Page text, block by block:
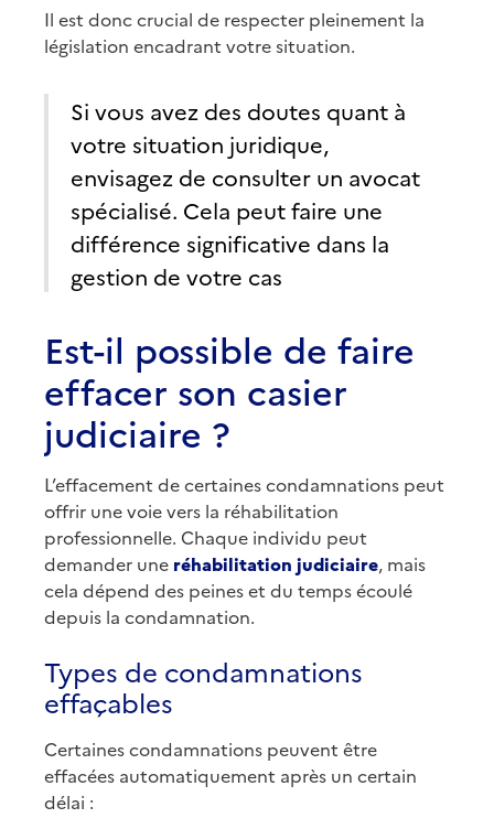
Il est donc crucial de respecter pleinement la
législation encadrant votre situation.
Si vous avez des doutes quant à
votre situation juridique,
envisagez de consulter un avocat
spécialisé. Cela peut faire une
différence significative dans la
gestion de votre cas
Est-il possible de faire
effacer son casier
judiciaire ?
L’effacement de certaines condamnations peut
offrir une voie vers la réhabilitation
professionnelle. Chaque individu peut
demander une réhabilitation judiciaire, mais
cela dépend des peines et du temps écoulé
depuis la condamnation.
Types de condamnations
effaçables
Certaines condamnations peuvent être
effacées automatiquement après un certain
délai :